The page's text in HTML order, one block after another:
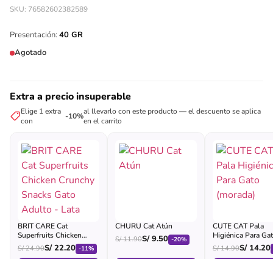
SKU: 76582602382589
Presentación: 40 GR
Agotado
Extra a precio insuperable
Elige 1 extra
con
-10%al llevarlo con este producto — el descuento se aplica
en el carrito
BRIT CARE Cat
Superfruits Chicken
Crunchy Snacks Gato
Adulto - Lata
S/24.90S/22.20 -11%
CHURU Cat Atún
S/11.90S/9.50 -20%
CUTE CAT Pala
Higiénica Para
(morada)
S/14.90S/14.20